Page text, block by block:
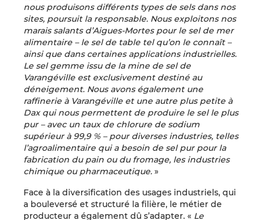
nous produisons différents types de sels dans nos
sites, poursuit la responsable. Nous exploitons nos
marais salants d’Aigues-Mortes pour le sel de mer
alimentaire – le sel de table tel qu’on le connaît –
ainsi que dans certaines applications industrielles.
Le sel gemme issu de la mine de sel de
Varangéville est exclusivement destiné au
déneigement. Nous avons également une
raffinerie à Varangéville et une autre plus petite à
Dax qui nous permettent de produire le sel le plus
pur – avec un taux de chlorure de sodium
supérieur à 99,9 % – pour diverses industries, telles
l’agroalimentaire qui a besoin de sel pur pour la
fabrication du pain ou du fromage, les industries
chimique ou pharmaceutique. »
Face à la diversification des usages industriels, qui
a bouleversé et structuré la filière, le métier de
producteur a également dû s’adapter. « Le